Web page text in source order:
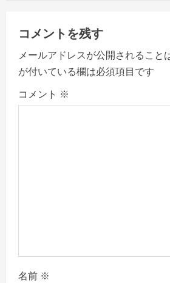
v
i
g
a
コメントを残す
メールアドレスが公開されること
が付いている欄は必須項目です
コメント ※
名前 ※